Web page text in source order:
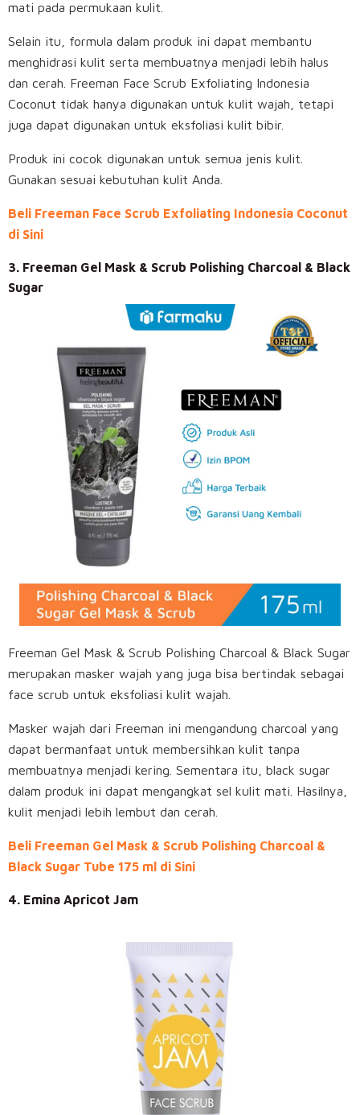
mati pada permukaan kulit.
Selain itu, formula dalam produk ini dapat membantu
menghidrasi kulit serta membuatnya menjadi lebih halus
dan cerah. Freeman Face Scrub Exfoliating Indonesia
Coconut tidak hanya digunakan untuk kulit wajah, tetapi
juga dapat digunakan untuk eksfoliasi kulit bibir.
Produk ini cocok digunakan untuk semua jenis kulit.
Gunakan sesuai kebutuhan kulit Anda.
Beli Freeman Face Scrub Exfoliating Indonesia Coconut
di Sini
3. Freeman Gel Mask & Scrub Polishing Charcoal & Black
Sugar
Freeman Gel Mask & Scrub Polishing Charcoal & Black Sugar
merupakan masker wajah yang juga bisa bertindak sebagai
face scrub untuk eksfoliasi kulit wajah.
Masker wajah dari Freeman ini mengandung charcoal yang
dapat bermanfaat untuk membersihkan kulit tanpa
membuatnya menjadi kering. Sementara itu, black sugar
dalam produk ini dapat mengangkat sel kulit mati. Hasilnya,
kulit menjadi lebih lembut dan cerah.
Beli Freeman Gel Mask & Scrub Polishing Charcoal &
Black Sugar Tube 175 ml di Sini
4. Emina Apricot Jam